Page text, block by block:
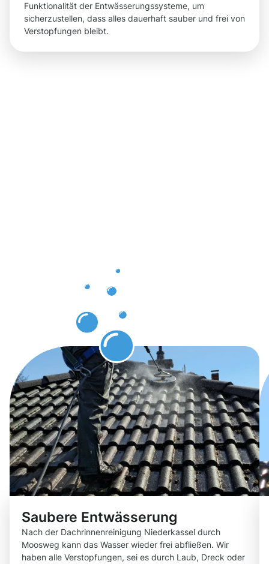
Funktionalität der Entwässerungssysteme, um
sicherzustellen, dass alles dauerhaft sauber und frei von
Verstopfungen bleibt.
Saubere Entwässerung
Nach der Dachrinnenreinigung Niederkassel durch
Moosweg kann das Wasser wieder frei abfließen. Wir
haben alle Verstopfungen, sei es durch Laub, Dreck oder